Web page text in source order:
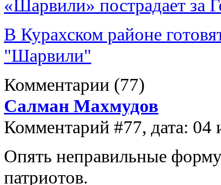
«Шарвили» пострадает за
В Курахском районе
"Шарвили"
Комментарии (77)
Салман Махмудов
Комментарий #77, дата:
Опять неправильные
патриотов.